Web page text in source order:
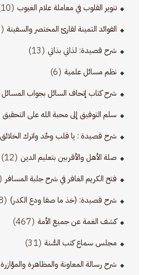
تنوير القلوب في معاملة علام الغيوب (10)
الفوائد الثمينة لقارئ المختصر والسفينة (20)
شرح قصيدة: لذاتي بذاتي (13)
نظم مسائل علمية (6)
شرح كتاب إتحاف السائل بجواب المسائل
سلم التوفيق إلى محبة الله على التحقيق
شرح قصيدة : يا قلب وحِّد واترك الخلائق
صلة الأهل والأقربين بتعليم الدين (12)
فتح الكريم الغافر في شرح جلبة المسافر (6)
شرح قصيدة: (خذ ما صفا ودع الكدر) (18)
كشف الغمة عن جميع الأمة (467)
مجلس سماع كتب السُّنة (31)
شرح رسالة المعاونة والمظاهرة والمؤازرة